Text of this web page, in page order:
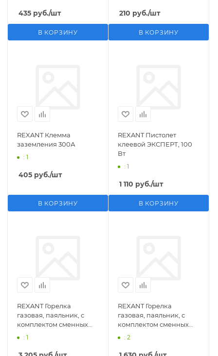
435 руб./шт
В КОРЗИНУ
210 руб./шт
В КОРЗИНУ
REXANT Клемма
заземления 300А
: 1
405 руб./шт
В КОРЗИНУ
REXANT Пистолет
клеевой ЭКСПЕРТ, 100
Вт
: 1
1 110 руб./шт
В КОРЗИНУ
REXANT Горелка
газовая, паяльник, с
комплектом сменных
насадок, 11 предметов
: 1
REXANT Горелка
газовая, паяльник, с
комплектом сменных
насадок, 3 предмета
: 2